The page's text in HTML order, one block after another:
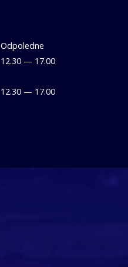
Odpoledne
12.30 — 17.00
12.30 — 17.00